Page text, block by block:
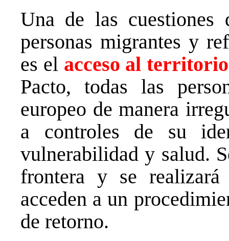
Una de las cuestiones
personas migrantes y
es el acceso al territorio
Pacto, todas las
europeo de manera
a controles de su
vulnerabilidad y salud.
frontera y se
acceden a un
de retorno.